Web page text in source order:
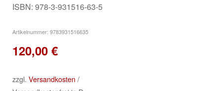
ISBN: 978-3-931516-63-5
Artikelnummer: 9783931516635
120,00 €
zzgl. Versandkosten /